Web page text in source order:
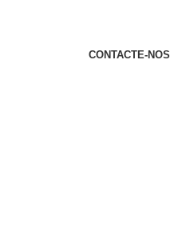
CONTACTE-NOS